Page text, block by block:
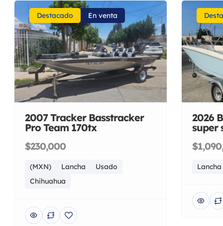
Destacado En venta
2007 Tracker Basstracker
Pro Team 170tx
$230,000
(MXN) Lancha
Usado
Chihuahua
2026
super
Lancha